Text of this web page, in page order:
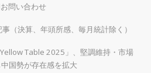
問い合わせ
（決算、年頭所感、毎月統計除く）
Table 2025」、堅調維持・市場
国勢が存在感を拡大